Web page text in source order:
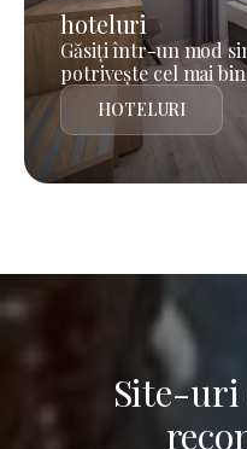
hoteluri
Găsiți într-un mod
potrivește cel mai
HOTELURI
Site-uri